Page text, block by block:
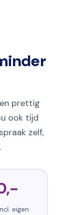
prettig
ook tijd
zelf,
eigen